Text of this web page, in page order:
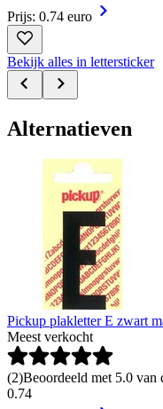
Prijs: 0.74 euro
Bekijk alles in lettersticker
Alternatieven
Pickup plakletter E zwart
Meest verkocht
(2)Beoordeeld met 5.0 van
0.74